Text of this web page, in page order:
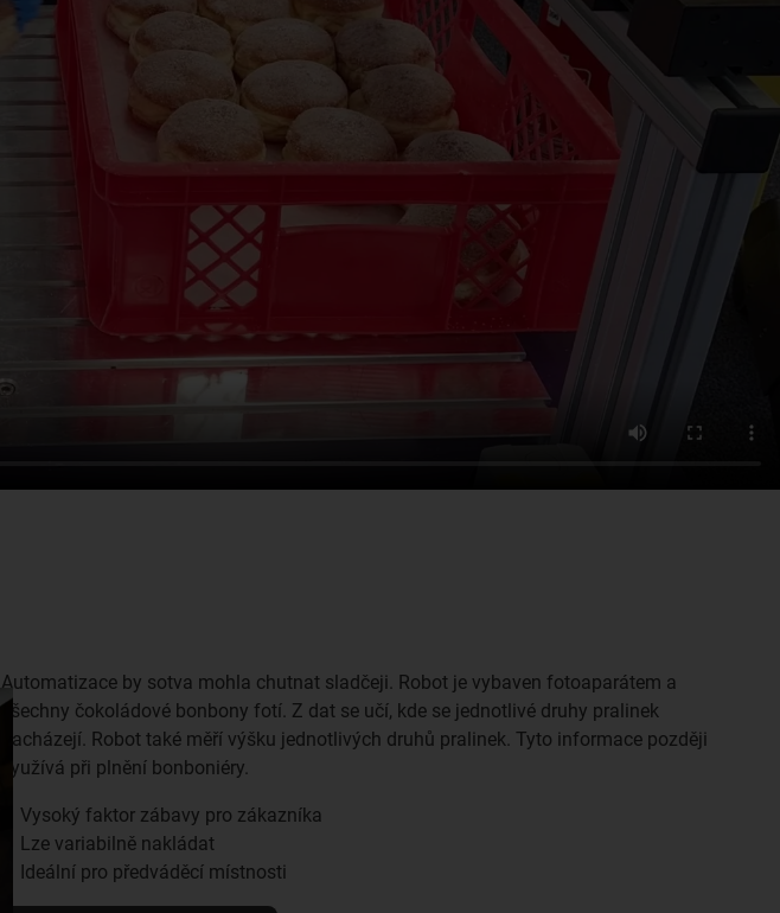
Automatizace by sotva mohla chutnat sladčeji. Robot je vybaven fotoaparátem a
všechny čokoládové bonbony fotí. Z dat se učí, kde se jednotlivé druhy pralinek
nacházejí. Robot také měří výšku jednotlivých druhů pralinek. Tyto informace později
využívá při plnění bonboniéry.
Vysoký faktor zábavy pro zákazníka
Lze variabilně nakládat
Ideální pro předváděcí místnosti